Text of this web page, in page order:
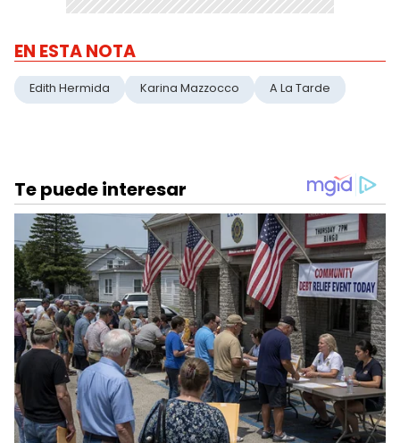
EN ESTA NOTA
Edith Hermida Karina Mazzocco A La Tarde